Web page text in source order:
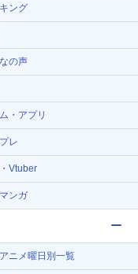
ング
の声
・アプリ
レ
Vtuber
ンガ
ニメ曜日別一覧